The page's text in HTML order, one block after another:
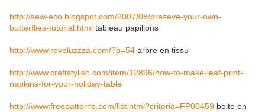
http://sew-eco.blogspot.com/2007/08/preseve-your-own-
butterflies-tutorial.html tableau papillons
http://www.revoluzzza.com/?p=54 arbre en tissu
http://www.craftstylish.com/item/12896/how-to-make-leaf-print-
napkins-for-your-holiday-table
http://www.freepatterns.com/list.html?criteria=FP00459 boite en